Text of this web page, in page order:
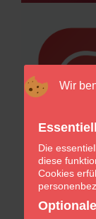
Wir
Die
diese
Cookies